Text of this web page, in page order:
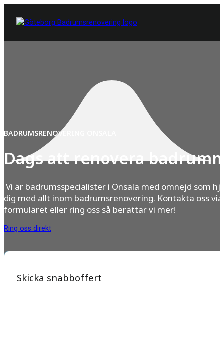
BADRUMSRENOVERING ONSALA
Dags att renovera
Vi är badrumsspecialister i Onsala med omnejd som
dig med allt inom badrumsrenovering. Kontakta oss via
formuläret eller ring oss så berättar vi mer!
Ring oss direkt
Skicka snabboffert